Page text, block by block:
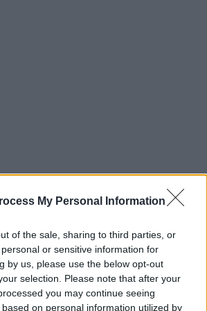
My Personal Information
of the sale, sharing to third parties, or
or sensitive information for
by us, please use the below opt-out
selection. Please note that after your
you may continue seeing
on personal information utilized by
akik feldolgozták az új
dalát, aHeart of Stone -t.
Hogy tetszett aző